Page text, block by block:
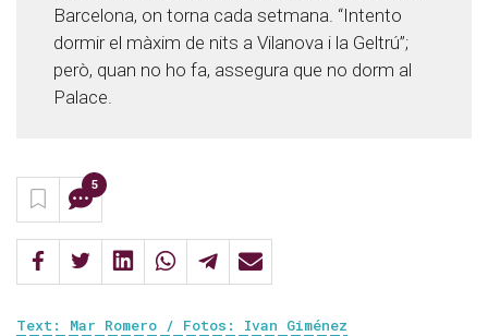
Barcelona, on torna cada setmana. “Intento
dormir el màxim de nits a Vilanova i la Geltrú”;
però, quan no ho fa, assegura que no dorm al
Palace.
5
Text: Mar Romero / Fotos: Ivan Giménez